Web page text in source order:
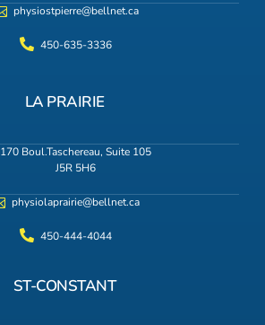
physiostpierre@bellnet.ca
450-635-3336
LA PRAIRIE
170 Boul.Taschereau, Suite 105
J5R 5H6
physiolaprairie@bellnet.ca
450-444-4044
ST-CONSTANT